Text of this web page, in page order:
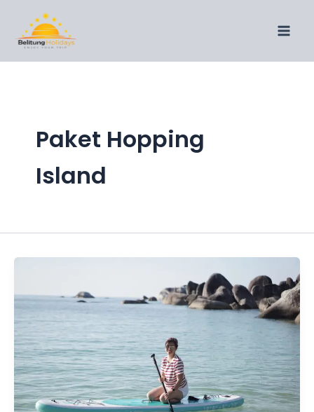
konten
Paket Hopping
Island